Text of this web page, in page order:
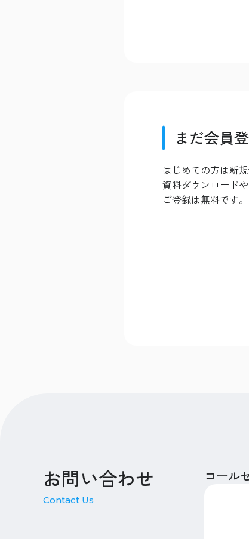
まだ会員
はじめての方は新
資料ダウンロード
ご登録は無料です。
お問い合わせ
Contact Us
コール